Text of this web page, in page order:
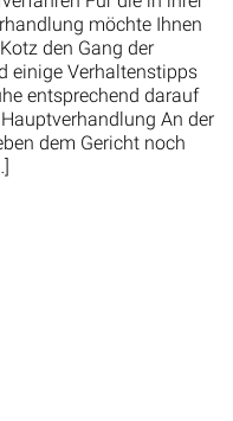
möchte Ihnen
den Gang der
einige Verhaltenstipps
entsprechend darauf
An der
dem Gericht noch